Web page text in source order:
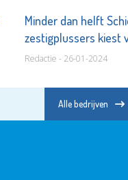
Minder dan helft
zestigplussers kiest
Redactie - 26-01-2024
Alle bedrijven